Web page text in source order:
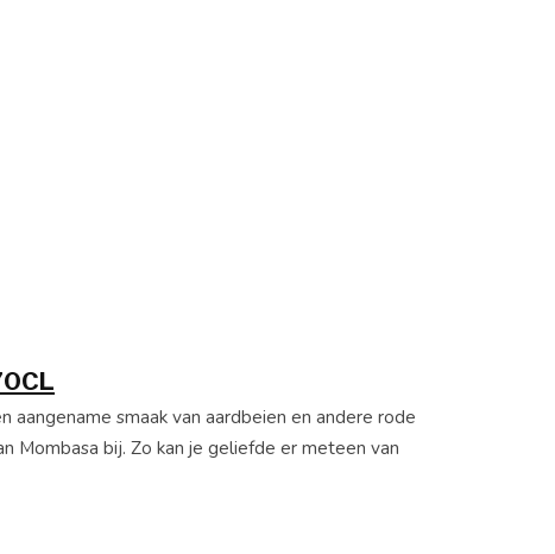
smaak van aardbeien en andere rode
Mombasa bij. Zo kan je geliefde er meteen van